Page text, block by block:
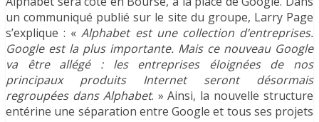
un communiqué publié sur le site du groupe, Larry Page
s’explique : «Alphabet est une collection d’entreprises.
Google est la plus importante. Mais ce nouveau Google
va être allégé : les entreprises éloignées de nos
principaux produits Internet seront désormais
regroupées dans Alphabet. » Ainsi, la nouvelle structure
entérine une séparation entre Google et tous ses projets